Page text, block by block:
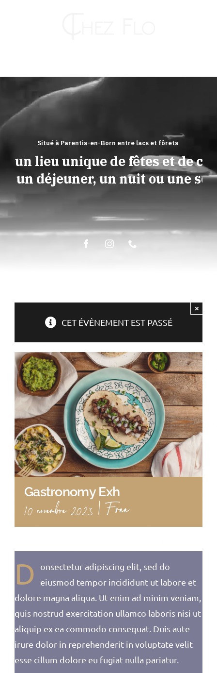
RESTAURANT
TRAITEUR
ÉPICERIE FINE
Situé à Parentis-en-Born entre lacs et fôrets
un lieu unique de fêtes et de
un déjeuner, un nuit ou une
CET ÉVÈNEMENT EST PASSÉ
×
Gastronomy Exh
10 novembre 2023 |Free
D
onsectetur adipiscing elit, sed do
eiusmod tempor incididunt ut labore et
dolore magna aliqua. Ut enim ad minim veniam,
quis nostrud exercitation ullamco laboris nisi ut
aliquip ex ea commodo consequat. Duis aute
irure dolor in reprehenderit in voluptate velit
esse cillum dolore eu fugiat nulla pariatur.